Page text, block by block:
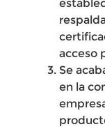
acceso
Se
en la